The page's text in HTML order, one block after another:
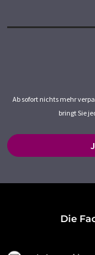
Ab sofort nichts mehr
bringt Sie
Die